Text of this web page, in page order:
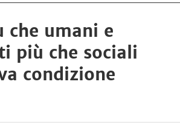
che umani e
più che sociali
condizione